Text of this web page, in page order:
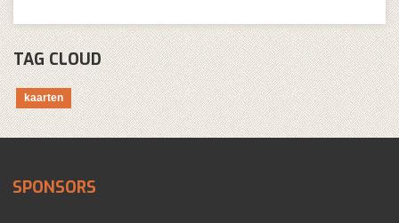
TAG CLOUD
kaarten
SPONSORS